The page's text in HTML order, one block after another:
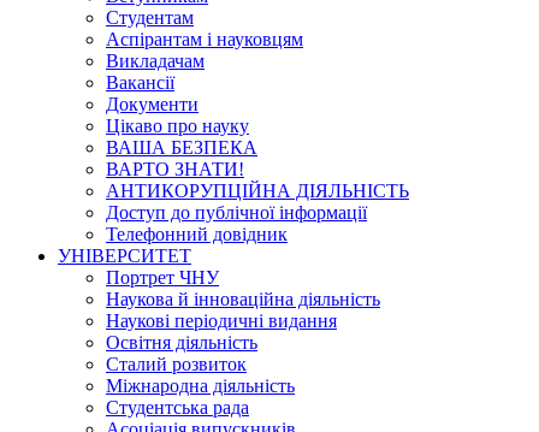
Студентам
Аспірантам і науковцям
Викладачам
Вакансії
Документи
Цікаво про науку
ВАША БЕЗПЕКА
ВАРТО ЗНАТИ!
АНТИКОРУПЦІЙНА ДІЯЛЬНІСТЬ
Доступ до публічної інформації
Телефонний довідник
УНІВЕРСИТЕТ
Портрет ЧНУ
Наукова й інноваційна діяльність
Наукові періодичні видання
Освітня діяльність
Сталий розвиток
Міжнародна діяльність
Студентська рада